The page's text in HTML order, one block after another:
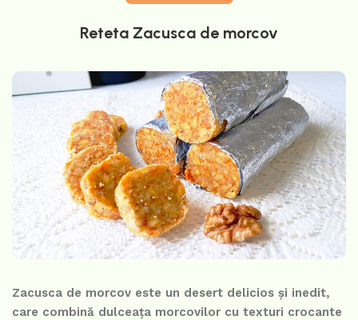
Reteta Zacusca de morcov
Zacusca de morcov este un desert delicios și inedit,
care combină dulceața morcovilor cu texturi crocante